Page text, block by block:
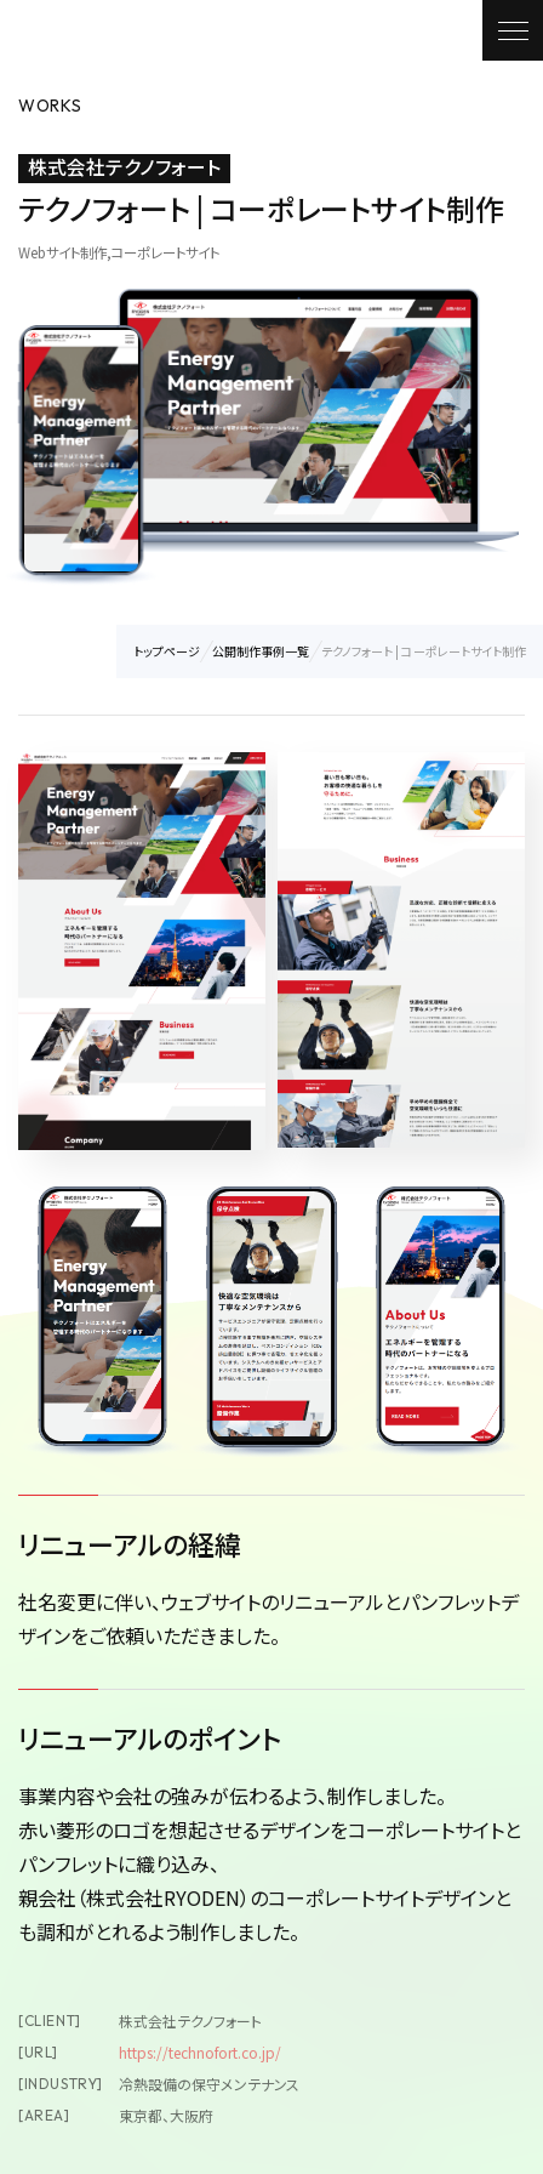
WORKS
株式会社テクノフォート
テクノフォート | コーポレートサイト制作
Webサイト制作 コーポレートサイト
トップページ 公開制作事例一覧 テクノフォート | コーポレートサイト制作
リニューアルの経緯
社名変更に伴い、ウェブサイトのリニューアルとパンフレットデ
ザインをご依頼いただきました。
リニューアルのポイント
事業内容や会社の強みが伝わるよう、制作しました。
赤い菱形のロゴを想起させるデザインをコーポレートサイトと
パンフレットに織り込み、
親会社（株式会社RYODEN）のコーポレートサイトデザインと
も調和がとれるよう制作しました。
[CLIENT] 株式会社テクノフォート
[URL] https://technofort.co.jp/
[INDUSTRY] 冷熱設備の保守メンテナンス
[AREA] 東京都、大阪府